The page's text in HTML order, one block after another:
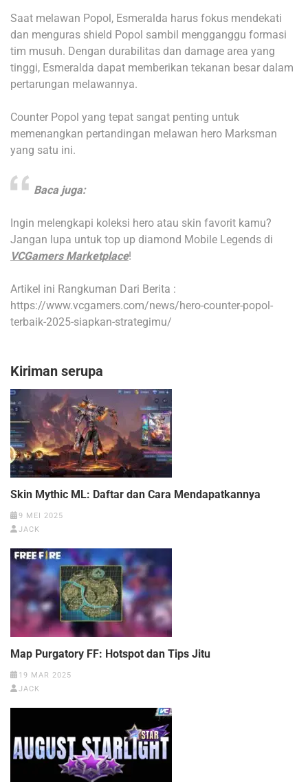
Saat melawan Popol, Esmeralda harus fokus mendekati
dan menguras shield Popol sambil mengganggu formasi
tim musuh. Dengan durabilitas dan damage area yang
tinggi, Esmeralda dapat memberikan tekanan besar dalam
pertarungan melawannya.
Counter Popol yang tepat sangat penting untuk
memenangkan pertandingan melawan hero Marksman
yang satu ini.
Baca juga:
Ingin melengkapi koleksi hero atau skin favorit kamu?
Jangan lupa untuk top up diamond Mobile Legends di
VCGamers Marketplace!
Artikel ini Rangkuman Dari Berita :
https://www.vcgamers.com/news/hero-counter-popol-
terbaik-2025-siapkan-strategimu/
Kiriman serupa
Skin Mythic ML: Daftar dan Cara Mendapatkannya
9 MEI 2025
JACK
Map Purgatory FF: Hotspot dan Tips Jitu
19 MAR 2025
JACK